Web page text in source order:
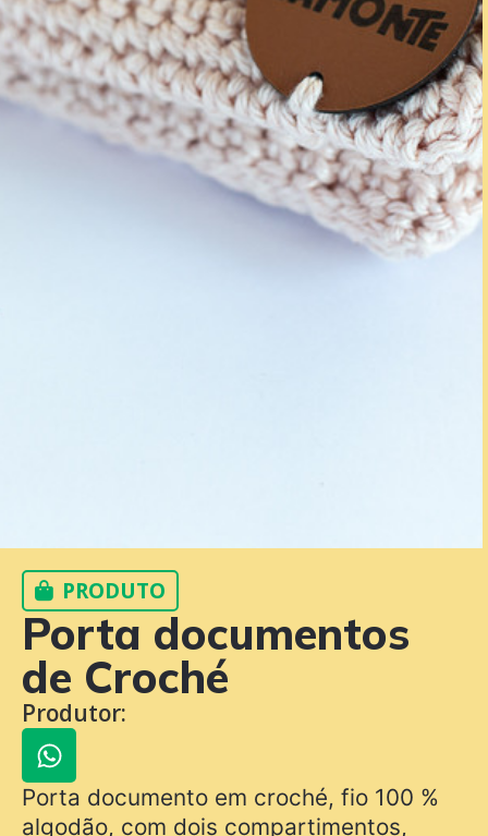
PRODUTO
Porta documentos
de Croché
Produtor:
Porta documento em croché, fio 100 %
algodão, com dois compartimentos,